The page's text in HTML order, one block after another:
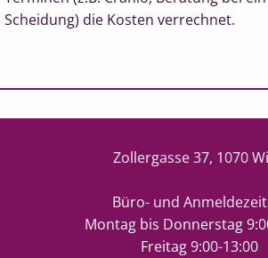
Scheidung) die Kosten verrechnet.
Zollergasse 37, 1070
Büro- und
Montag bis Donnerstag
Freitag 9:00-13:00